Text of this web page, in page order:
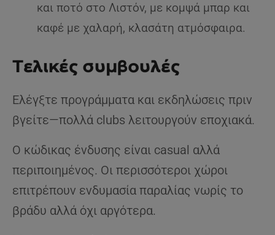
και ποτό στο Λιστόν, με κομψά μπαρ και
καφέ με χαλαρή, κλασάτη ατμόσφαιρα.
Τελικές συμβουλές
Ελέγξτε προγράμματα και εκδηλώσεις πριν
βγείτε—πολλά clubs λειτουργούν εποχιακά.
Ο κώδικας ένδυσης είναι casual αλλά
περιποιημένος. Οι περισσότεροι χώροι
επιτρέπουν ενδυμασία παραλίας νωρίς το
βράδυ αλλά όχι αργότερα.